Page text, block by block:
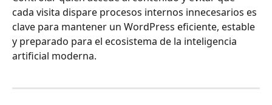
cada visita dispare procesos internos innecesarios es
clave para mantener un WordPress eficiente, estable
y preparado para el ecosistema de la inteligencia
artificial moderna.